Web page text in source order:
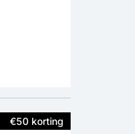
€50 korting